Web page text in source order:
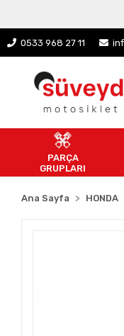
0533 968 27 11
PARÇA
GRUPLARI
Ana Sayfa HONDA